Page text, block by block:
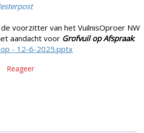
voorzitter van het VuilnisOproer NW
aandacht voor Grofvuil op Afspraak:
- 12-6-2025.pptx
Reageer